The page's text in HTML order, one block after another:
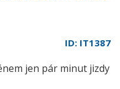
ID: IT1387
jen pár minut jizdy